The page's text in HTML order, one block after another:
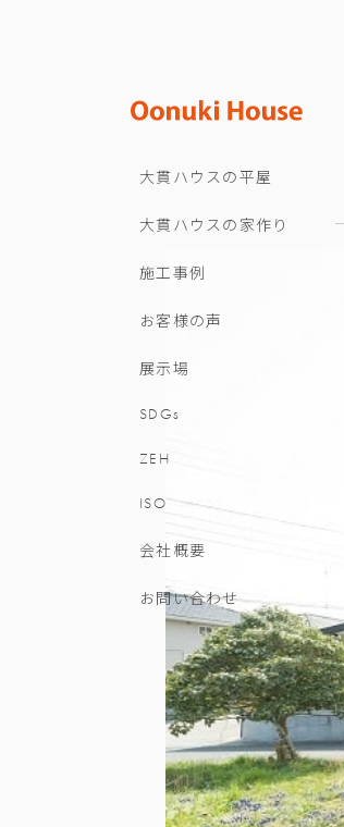
大貫ハウスの平屋
大貫ハウスの家作り
施工事例
お客様の声
展示場
SDGs
ZEH
ISO
会社概要
お問い合わせ